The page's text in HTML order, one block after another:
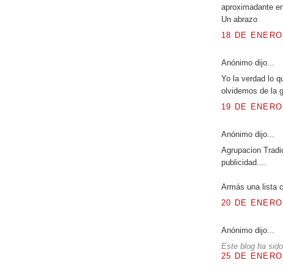
aproximadante
Un abrazo
18 DE
Anónimo dijo...
Yo la verdad lo
olvidemos de la
19 DE
Anónimo dijo...
Agrupacion
publicidad....
Armás una lista
20 DE
Anónimo dijo...
Este blog ha
25 DE